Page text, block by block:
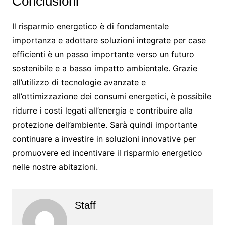
Il risparmio energetico è di fondamentale
importanza e adottare soluzioni integrate per case
efficienti è un passo importante verso un futuro
sostenibile e a basso impatto ambientale. Grazie
all’utilizzo di tecnologie avanzate e
all’ottimizzazione dei consumi energetici, è possibile
ridurre i costi legati all’energia e contribuire alla
protezione dell’ambiente. Sarà quindi importante
continuare a investire in soluzioni innovative per
promuovere ed incentivare il risparmio energetico
nelle nostre abitazioni.
Staff